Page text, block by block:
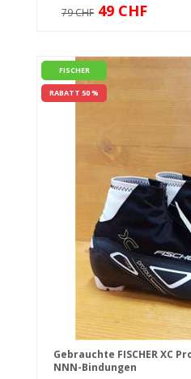
79 CHF 49 CHF
FISCHER
RABATT 50 %
Gebrauchte FISCHER XC
NNN-Bindungen